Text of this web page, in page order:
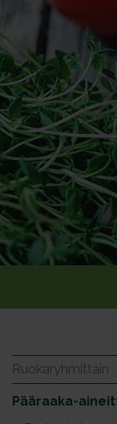
Ruokaryhmittäin
Pääraaka-